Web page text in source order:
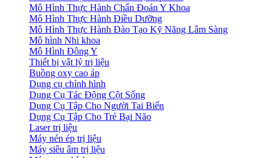
Mô Hình Thực Hành Chẩn Đoán Y Khoa
Mô Hình Thực Hành Điều Dưỡng
Mô Hình Thực Hành Đào Tạo Kỹ Năng Lâm Sàng
Mô hình Nhi khoa
Mô Hình Đông Y
Thiết bị vật lý trị liệu
Buồng oxy cao áp
Dụng cụ chỉnh hình
Dụng Cụ Tác Động Cột Sống
Dụng Cụ Tập Cho Người Tai Biến
Dụng Cụ Tập Cho Trẻ Bại Não
Laser trị liệu
Máy nén ép trị liệu
Máy siêu âm trị liệu